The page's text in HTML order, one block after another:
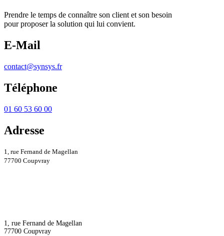
Prendre le temps de connaître son client et son besoin
pour proposer la solution qui lui convient.
E-Mail
contact@synsys.fr
Téléphone
01 60 53 60 00
Adresse
1, rue Fernand de Magellan
77700 Coupvray
1, rue Fernand de Magellan
77700 Coupvray